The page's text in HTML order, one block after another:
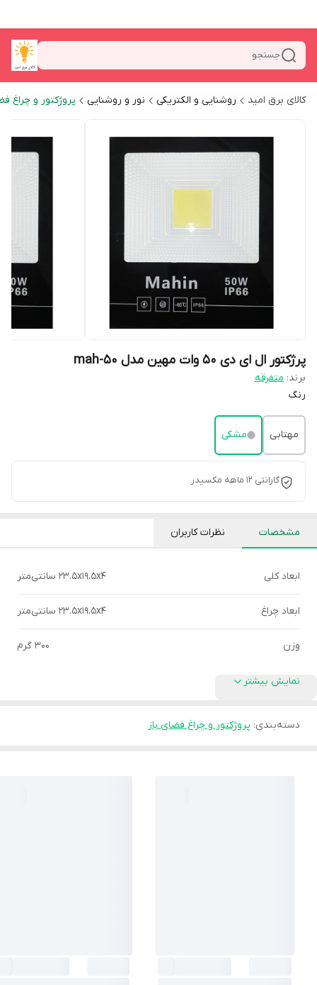
جستجو
کالای برق امید روشنایی و الکتریکی نور و روشنایی پروژکتور و چراغ
پرژکتور ال ای دی 50 وات مهین مدل mah-50
برند: متفرقه
رنگ
مهتابی مشکی
گارانتی 12 ماهه مکسیدر
مشخصات نظرات کاربران
ابعاد کلی 23.5x19.5x4 سانتی‌متر
ابعاد چراغ 23.5x19.5x4 سانتی‌متر
وزن 300 گرم
نمایش بیشتر
دسته‌بندی: پروژکتور و چراغ فضای باز